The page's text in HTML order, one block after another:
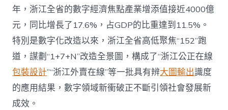
年，浙江全省的數字經濟焦點產業增添值接近4000億
元，同比增長了17.6%，占GDP的比重達到11.5%。
特別是數字化改造以來，浙江全省高低聚焦“152”跑
道，謀劃“1+7+N”改造全景圖，構成了“浙江公正在線
包裝設計”“浙江外賣在線”等一批具有辨大圖輸出識度
的應用結果，數字領域新衝破正不斷引領社會發展新
成效。